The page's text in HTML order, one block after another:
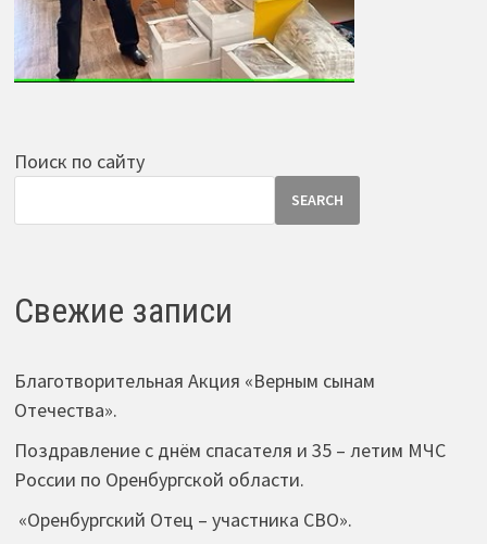
Поиск по сайту
SEARCH
Свежие записи
Благотворительная Акция «Верным сынам
Отечества».
Поздравление с днём спасателя и 35 – летим МЧС
России по Оренбургской области.
«Оренбургский Отец – участника СВО».